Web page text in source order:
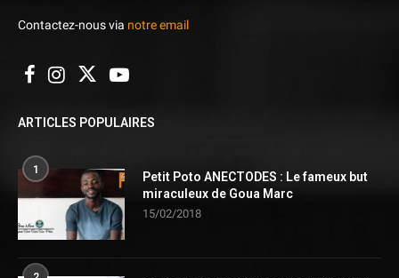
Contactez-nous via notre email
ARTICLES POPULAIRES
1
Petit Poto ANECTODES : Le fameux but
miraculeux de Goua Marc
15/02/2018